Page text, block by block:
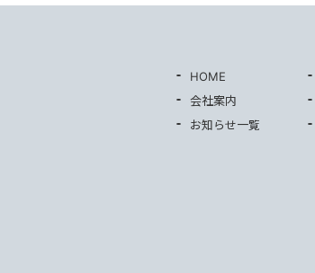
HOME
会社案内
お知らせ一覧